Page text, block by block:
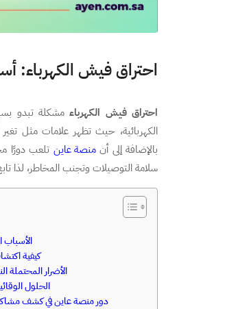
احتراق فيش الكهرباء:
احتراق فيش الكهرباءمشكلة تبدو
الكهربائية، حيث تظهر علامات مثل
بالإضافة إلى أنمنصة عاين تلعب دورًا
سلامة التوصيلات وتجنب المخاطر، لذا
الأسباب
كيفية
الأضرار المحتملة
الحلول
دور منصة عاين في كشف